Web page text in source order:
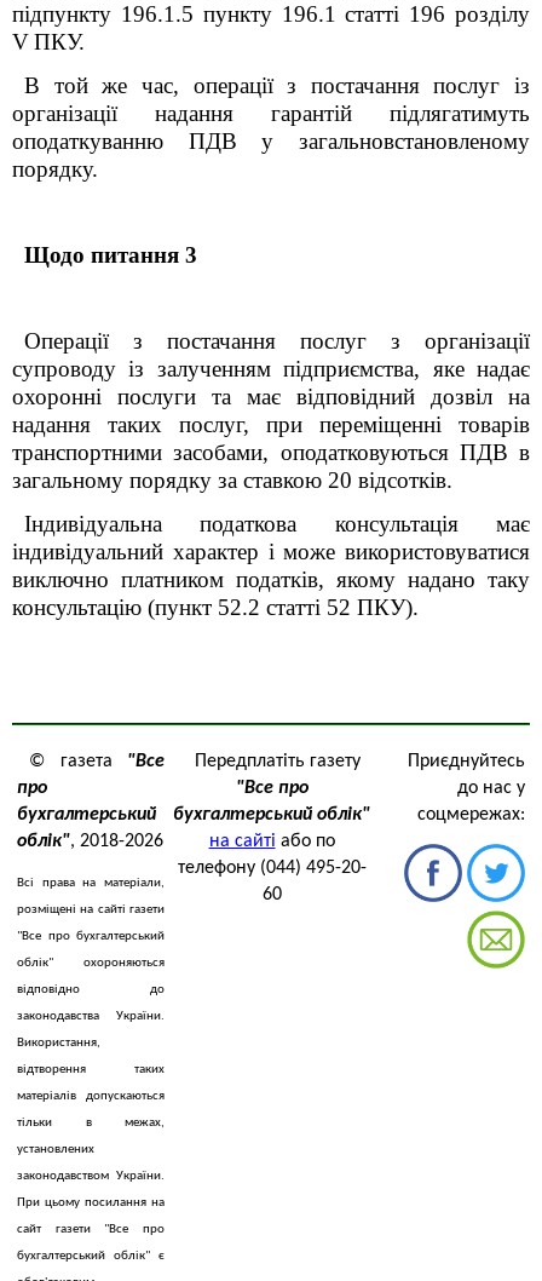
підпункту 196.1.5 пункту 196.1 статті 196 розділу
VПКУ.
В той же час, операції з постачання послуг із
організації надання гарантій підлягатимуть
оподаткуванню ПДВ у загальновстановленому
порядку.
Щодо питання 3
Операції з постачання послуг з організації
супроводу із залученням підприємства, яке надає
охоронні послуги та має відповідний дозвіл на
надання таких послуг, при переміщенні товарів
транспортними засобами, оподатковуються ПДВ в
загальному порядку за ставкою 20 відсотків.
Індивідуальна податкова консультація має
індивідуальний характер і може використовуватися
виключно платником податків, якому надано таку
консультацію (пункт 52.2 статті 52 ПКУ).
© газета "Все
про
бухгалтерський
облік", 2018-2026
Всі права на матеріали,
розміщені на сайті газети
"Все про бухгалтерський
облік" охороняються
відповідно до
законодавства України.
Використання,
відтворення таких
матеріалів допускаються
тільки в межах,
установлених
законодавством України.
При цьому посилання на
сайт газети "Все про
бухгалтерський облік" є
Передплатіть газету
"Все про
бухгалтерський облік"
на сайті або по
телефону (044) 495-20-
60
Приєднуйтесь
до нас у
соцмережах: